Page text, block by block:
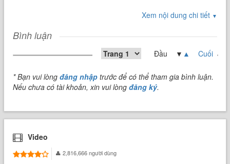
Xem nội dung chi tiết ▼
Bình luận
Đầu ▼ ▲ Cuối
* Bạn vui lòngđăng nhập trước để có thể tham gia bình luận.
Nếu chưa có tài khoản, xin vui lòngđăng ký.
Video
2,816,666 người dùng